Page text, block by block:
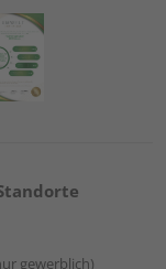
gewerblich)